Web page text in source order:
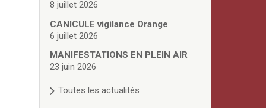
8 juillet 2026
CANICULE vigilance Orange
6 juillet 2026
MANIFESTATIONS EN PLEIN AIR
23 juin 2026
Toutes les actualités